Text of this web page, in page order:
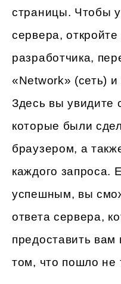
страницы. Чтобы
сервера,
разработчика,
«Network» (сеть)
Здесь вы увидите
которые были
браузером, а
каждого запроса.
успешным, вы
ответа сервера,
предоставить
том, что пошло не